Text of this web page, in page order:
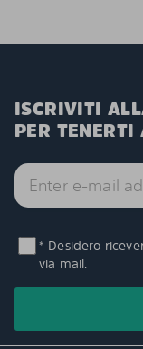
ISCRIVITI
PER TENERTI
* Desidero
via mail.